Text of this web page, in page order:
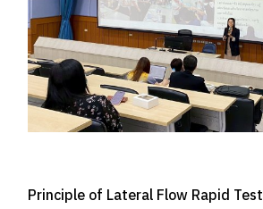
Principle of Lateral Flow Rapid Test